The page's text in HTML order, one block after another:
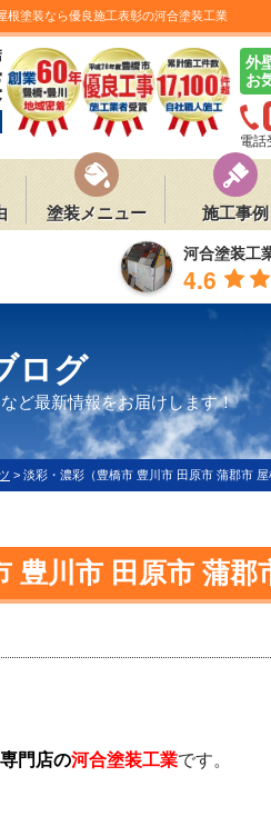
根塗装なら優良施工表彰の河合塗装工業
外
お
電話
塗装メニュー 施工事例
河合塗装工
4.6
ログ
ど最新情報をお届けします！
> 淡彩・濃彩（豊橋市 豊川市 田原市 蒲郡市
豊川市 田原市 蒲郡
門店の河合塗装工業です。